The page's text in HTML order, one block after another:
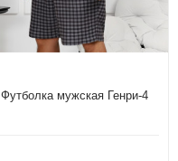
Футболка мужская Генри-4